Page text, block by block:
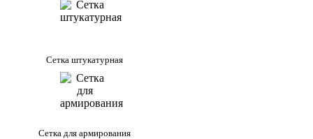
Сетка штукатурная
Сетка для армирования